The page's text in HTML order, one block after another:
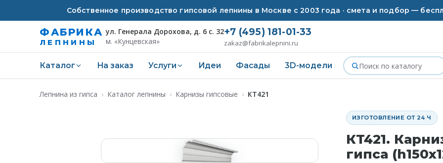
Собственное производство гипсовой лепнины в Москве с 2003 года · смета и подбор —
ФАБРИКА
ЛЕПНИНЫ
ул. Генерала Дорохова, д. 6 с. 32
м. «Кунцевская»
+7 (495) 181-01-33
zakaz@fabrikalepnini.ru
Каталог На заказ Услуги Идеи Фасады 3D-модели
Лепнина из гипса › Каталог лепнины › Карнизы гипсовые › КT421
ИЗГОТОВЛЕНИЕ ОТ 24 Ч
КT421.
гипса